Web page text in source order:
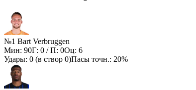
№1 Bart Verbruggen
Мин: 90Г: 0 / П: 0Оц: 6
Удары: 0 (в створ 0)Пасы точн.: 20%